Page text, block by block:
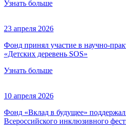
Узнать больше
23 апреля 2026
Фонд принял участие в научно-
«Детских деревень SOS»
Узнать больше
10 апреля 2026
Фонд «Вклад в будущее»
Всероссийского инклюзивного